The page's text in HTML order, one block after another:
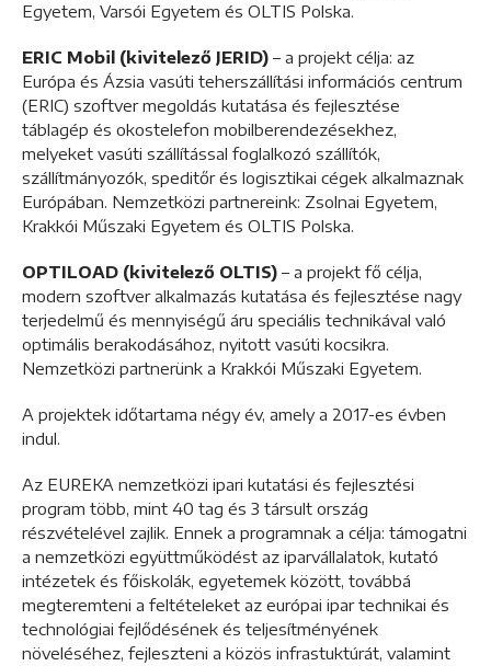
Egyetem, Varsói Egyetem és OLTIS Polska.
ERIC Mobil (kivitelező JERID) – a projekt célja: az
Európa és Ázsia vasúti teherszállítási információs centrum
(ERIC) szoftver megoldás kutatása és fejlesztése
táblagép és okostelefon mobilberendezésekhez,
melyeket vasúti szállítással foglalkozó szállítók,
szállítmányozók, speditőr és logisztikai cégek alkalmaznak
Európában. Nemzetközi partnereink: Zsolnai Egyetem,
Krakkói Műszaki Egyetem és OLTIS Polska.
OPTILOAD (kivitelező OLTIS) – a projekt fő célja,
modern szoftver alkalmazás kutatása és fejlesztése nagy
terjedelmű és mennyiségű áru speciális technikával való
optimális berakodásához, nyitott vasúti kocsikra.
Nemzetközi partnerünk a Krakkói Műszaki Egyetem.
A projektek időtartama négy év, amely a 2017-es évben
indul.
Az EUREKA nemzetközi ipari kutatási és fejlesztési
program több, mint 40 tag és 3 társult ország
részvételével zajlik. Ennek a programnak a célja: támogatni
a nemzetközi együttműködést az iparvállalatok, kutató
intézetek és főiskolák, egyetemek között, továbbá
megteremteni a feltételeket az európai ipar technikai és
technológiai fejlődésének és teljesítményének
növeléséhez, fejleszteni a közös infrastuktúrát, valamint